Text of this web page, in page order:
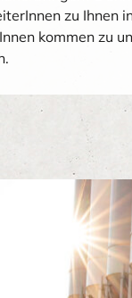
zu Ihnen
kommen zu